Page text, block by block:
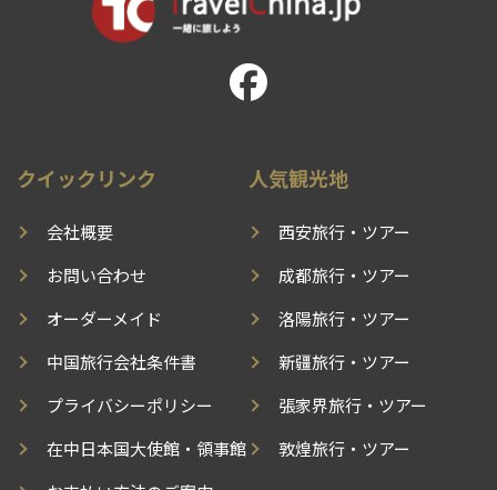
クイックリンク
会社概要
お問い合わせ
オーダーメイド
中国旅行会社条件書
プライバシーポリシー
在中日本国大使館・領事館
人気観光地
西安旅行・ツアー
成都旅行・ツアー
洛陽旅行・ツアー
新疆旅行・ツアー
張家界旅行・ツアー
敦煌旅行・ツアー